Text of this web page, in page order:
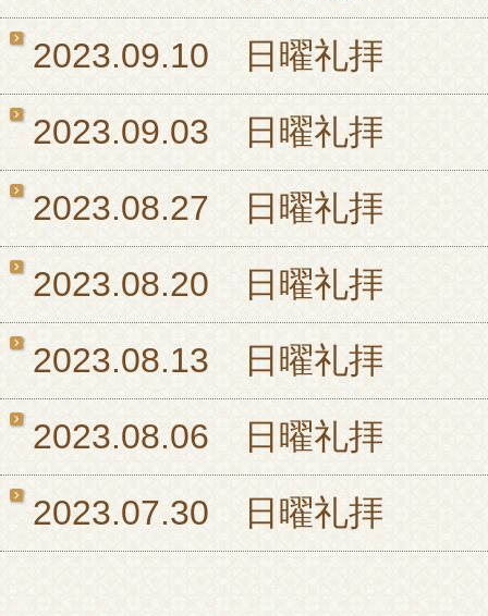
2023.09.10 日曜礼拝
2023.09.03 日曜礼拝
2023.08.27 日曜礼拝
2023.08.20 日曜礼拝
2023.08.13 日曜礼拝
2023.08.06 日曜礼拝
2023.07.30 日曜礼拝